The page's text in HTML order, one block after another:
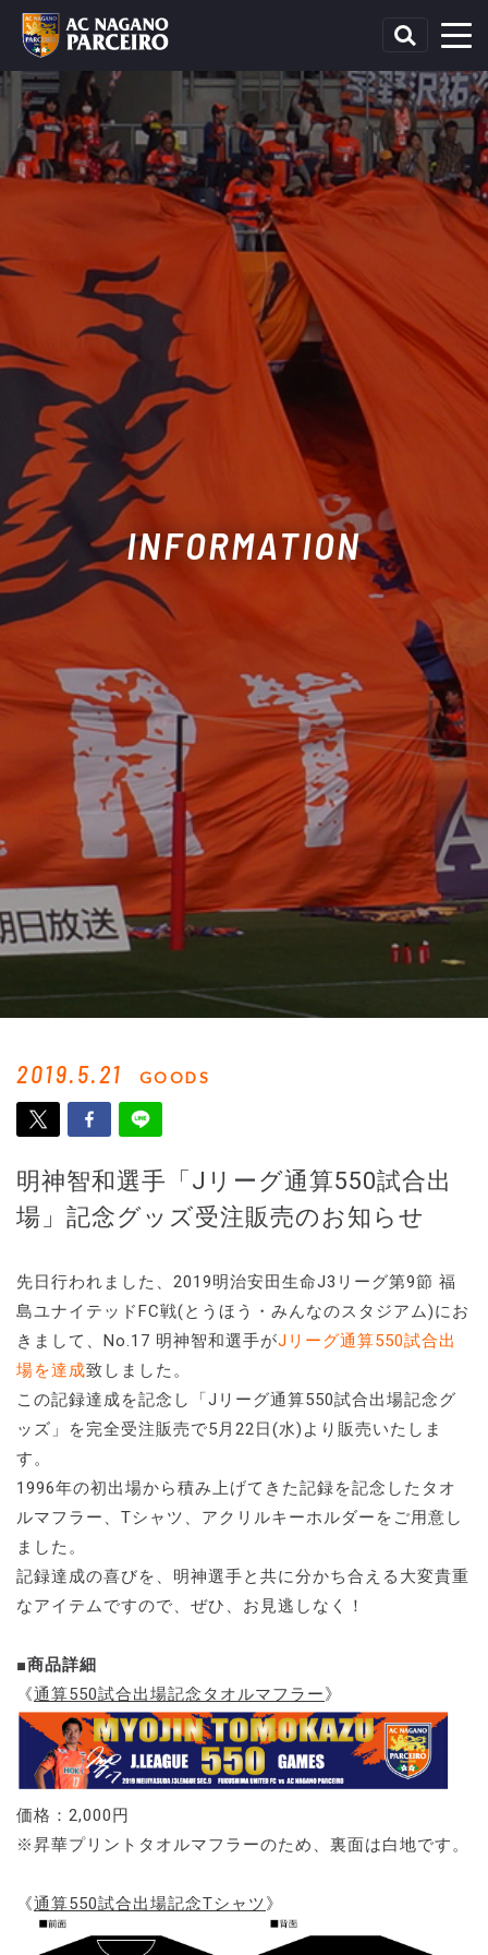
INFORMATION
2019.5.21 GOODS
明神智和選手「Jリーグ通算550試合出
場」記念グッズ受注販売のお知らせ
先日行われました、2019明治安田生命J3リーグ第9節 福
島ユナイテッドFC戦(とうほう・みんなのスタジアム)にお
きまして、No.17 明神智和選手がJリーグ通算550試合出
場を達成致しました。
この記録達成を記念し「Jリーグ通算550試合出場記念グ
ッズ」を完全受注販売で5月22日(水)より販売いたしま
す。
1996年の初出場から積み上げてきた記録を記念したタオ
ルマフラー、Tシャツ、アクリルキーホルダーをご用意し
ました。
記録達成の喜びを、明神選手と共に分かち合える大変貴重
なアイテムですので、ぜひ、お見逃しなく！
■商品詳細
《通算550試合出場記念タオルマフラー》
価格：2,000円
※昇華プリントタオルマフラーのため、裏面は白地です。
《通算550試合出場記念Tシャツ》